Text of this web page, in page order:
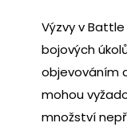
Výzvy v
bojových
objevováním
mohou
množství